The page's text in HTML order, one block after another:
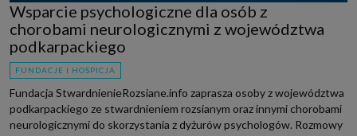
Wsparcie psychologiczne dla osób z
chorobami neurologicznymi z województwa
podkarpackiego
FUNDACJE I HOSPICJA
Fundacja StwardnienieRozsiane.info zaprasza osoby z województwa
podkarpackiego ze stwardnieniem rozsianym oraz innymi chorobami
neurologicznymi do skorzystania z dyżurów psychologów. Rozmowy